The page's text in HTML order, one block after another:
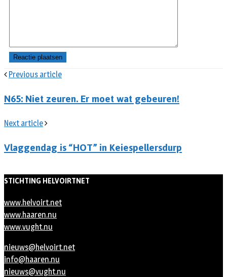
Previous article
N65: Niet zeuren. Er moet wat gebeuren!
Next article
Vlaggendag is “HOT” in Keiespellersdurp
STICHTING HELVOIRTNET
www.helvoirt.net
www.haaren.nu
www.vught.nu
nieuws@helvoirt.net
info@haaren.nu
nieuws@vught.nu